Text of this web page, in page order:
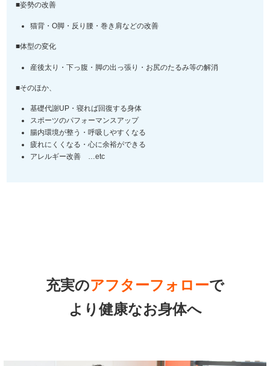
■姿勢の改善
猫背・O脚・反り腰・巻き肩などの改善
■体型の変化
産後太り・下っ腹・脚の出っ張り・お尻のたるみ等の解消
■そのほか、
基礎代謝UP・寝れば回復する身体
スポーツのパフォーマンスアップ
腸内環境が整う・呼吸しやすくなる
疲れにくくなる・心に余裕ができる
アレルギー改善 …etc
充実のアフターフォローで
より健康なお身体へ